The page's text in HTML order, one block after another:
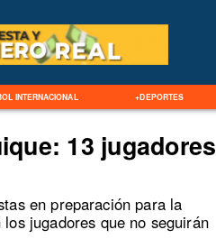
INTERNACIONAL +DEPORTES
13 jugadores
en preparación para la
jugadores que no seguirán